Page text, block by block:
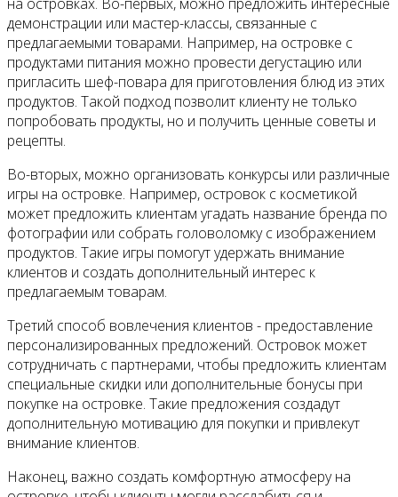
демонстрации или мастер-классы, связанные с
предлагаемыми товарами. Например, на островке с
продуктами питания можно провести дегустацию или
пригласить шеф-повара для приготовления блюд из этих
продуктов. Такой подход позволит клиенту не только
попробовать продукты, но и получить ценные советы и
рецепты.
Во-вторых, можно организовать конкурсы или различные
игры на островке. Например, островок с косметикой
может предложить клиентам угадать название бренда по
фотографии или собрать головоломку с изображением
продуктов. Такие игры помогут удержать внимание
клиентов и создать дополнительный интерес к
предлагаемым товарам.
Третий способ вовлечения клиентов - предоставление
персонализированных предложений. Островок может
сотрудничать с партнерами, чтобы предложить клиентам
специальные скидки или дополнительные бонусы при
покупке на островке. Такие предложения создадут
дополнительную мотивацию для покупки и привлекут
внимание клиентов.
Наконец, важно создать комфортную атмосферу на